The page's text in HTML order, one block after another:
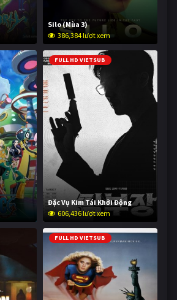
Silo (Mùa 3)
386,384 lượt xem
FULL HD VIETSUB
Đặc Vụ Kim Tái Khởi Động
606,436 lượt xem
FULL HD VIETSUB